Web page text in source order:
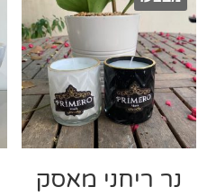
נר ריחני מאסק